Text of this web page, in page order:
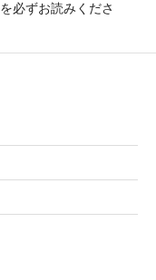
を必ずお読みくださ